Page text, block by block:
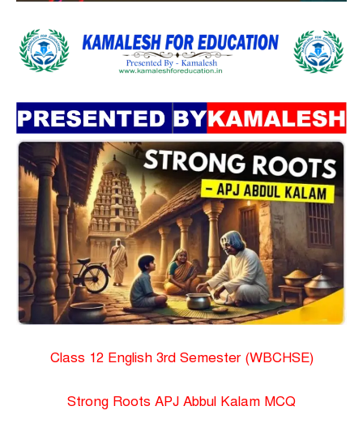
Class 12 English 3rd Semester (WBCHSE)
Strong Roots APJ Abbul Kalam MCQ